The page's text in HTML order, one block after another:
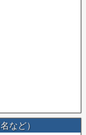
など）